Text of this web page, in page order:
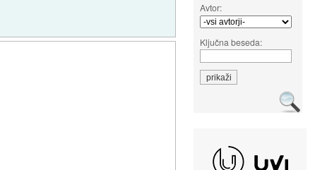
Avtor:
Ključna beseda: